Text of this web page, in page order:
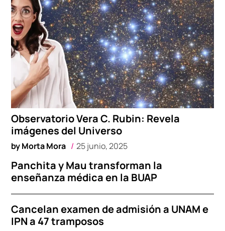
Observatorio Vera C. Rubin: Revela
imágenes del Universo
byMorta Mora 25 junio, 2025
Panchita y Mau transforman la
enseñanza médica en la BUAP
Cancelan examen de admisión a UNAM e
IPN a 47 tramposos